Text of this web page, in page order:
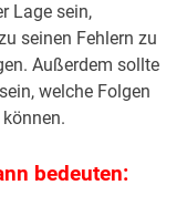
Lage sein,
seinen Fehlern zu
Außerdem sollte
welche Folgen
bedeuten: